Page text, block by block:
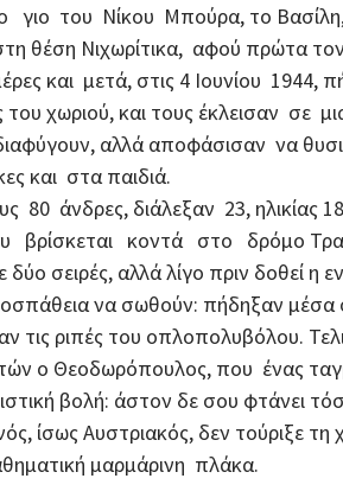
του Νίκου Μπούρα, το
θέση Νιχωρίτικα, αφού πρώτα
και μετά, στις 4 Ιουνίου 1944,
χωριού, και τους έκλεισαν σε
αλλά αποφάσισαν να
και στα παιδιά.
80 άνδρες, διάλεξαν 23, ηλικίας
κοντά στο δρόμο
σειρές, αλλά λίγο πριν δοθεί η
να σωθούν: πήδηξαν
τις ριπές του οπλοπολυβόλου.
ο Θεοδωρόπουλος, που ένας
βολή: άστον δε σου φτάνει
ίσως Αυστριακός, δεν τούριξε τη
μαρμάρινη πλάκα.